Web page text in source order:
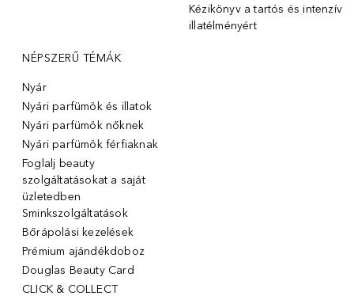
Kézikönyv a tartós és intenzív
illatélményért
NÉPSZERŰ TÉMÁK
Nyár
Nyári parfümök és illatok
Nyári parfümök nőknek
Nyári parfümök férfiaknak
Foglalj beauty
szolgáltatásokat a saját
üzletedben
Sminkszolgáltatások
Bőrápolási kezelések
Prémium ajándékdoboz
Douglas Beauty Card
CLICK & COLLECT